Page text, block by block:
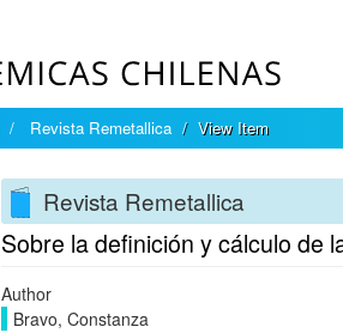
Revista Remetallica View Item
Revista Remetallica
Sobre la definición y cálculo de
Author
Bravo, Constanza